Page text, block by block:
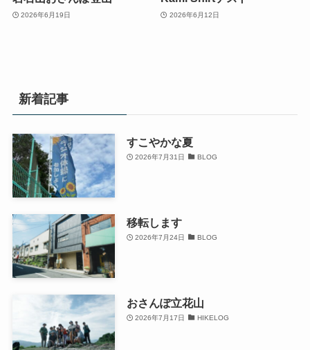
2026年6月19日 2026年6月12日
新着記事
すこやかな夏
2026年7月31日 BLOG
移転します
2026年7月24日 BLOG
おさんぽ立花山
2026年7月17日 HIKELOG